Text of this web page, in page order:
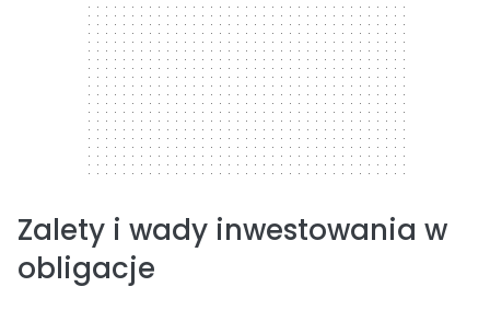
Zalety i wady inwestowania w
obligacje